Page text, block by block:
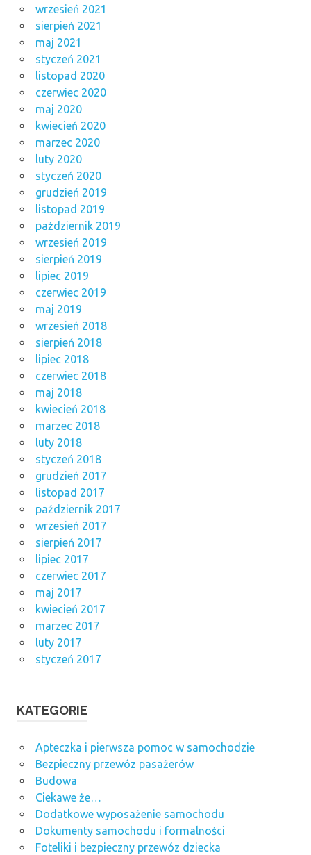
wrzesień 2021
sierpień 2021
maj 2021
styczeń 2021
listopad 2020
czerwiec 2020
maj 2020
kwiecień 2020
marzec 2020
luty 2020
styczeń 2020
grudzień 2019
listopad 2019
październik 2019
wrzesień 2019
sierpień 2019
lipiec 2019
czerwiec 2019
maj 2019
wrzesień 2018
sierpień 2018
lipiec 2018
czerwiec 2018
maj 2018
kwiecień 2018
marzec 2018
luty 2018
styczeń 2018
grudzień 2017
listopad 2017
październik 2017
wrzesień 2017
sierpień 2017
lipiec 2017
czerwiec 2017
maj 2017
kwiecień 2017
marzec 2017
luty 2017
styczeń 2017
KATEGORIE
Apteczka i pierwsza pomoc w samochodzie
Bezpieczny przewóz pasażerów
Budowa
Ciekawe że…
Dodatkowe wyposażenie samochodu
Dokumenty samochodu i formalności
Foteliki i bezpieczny przewóz dziecka